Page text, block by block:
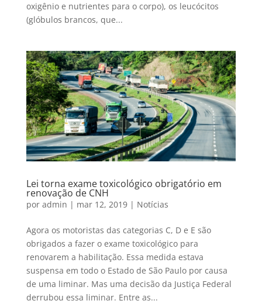
oxigênio e nutrientes para o corpo), os leucócitos
(glóbulos brancos, que...
Lei torna exame toxicológico obrigatório em
renovação de CNH
por admin | mar 12, 2019| Notícias
Agora os motoristas das categorias C, D e E são
obrigados a fazer o exame toxicológico para
renovarem a habilitação. Essa medida estava
suspensa em todo o Estado de São Paulo por causa
de uma liminar. Mas uma decisão da Justiça Federal
derrubou essa liminar. Entre as...